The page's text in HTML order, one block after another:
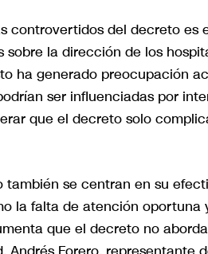
controvertidos del decreto
sobre la dirección de los
ha generado preocupación
ser influenciadas por
que el decreto solo
se centran en su
la falta de atención
que el decreto no